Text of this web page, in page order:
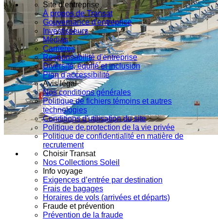
Site d’entreprise
À propos de Transat
Gouvernance d'entreprise
Investisseurs
Médias
Carrières
Responsabilité d'entreprise
Diversité, équité et inclusion
Plan d'accessibilité
Avis légal
Nos conditions générales
Politique de fichiers témoins et autres
technologies
Conditions d'utilisation du site
Politique de protection de la vie privée
Politique de confidentialité en matière de
recrutement
Choisir Transat
Nos Collections Soleil
Info voyage
Exigences d’entrée par destination
Frais de bagages
Horaires de vols (arrivées et départs)
Fraude et prévention
Prévention de la fraude